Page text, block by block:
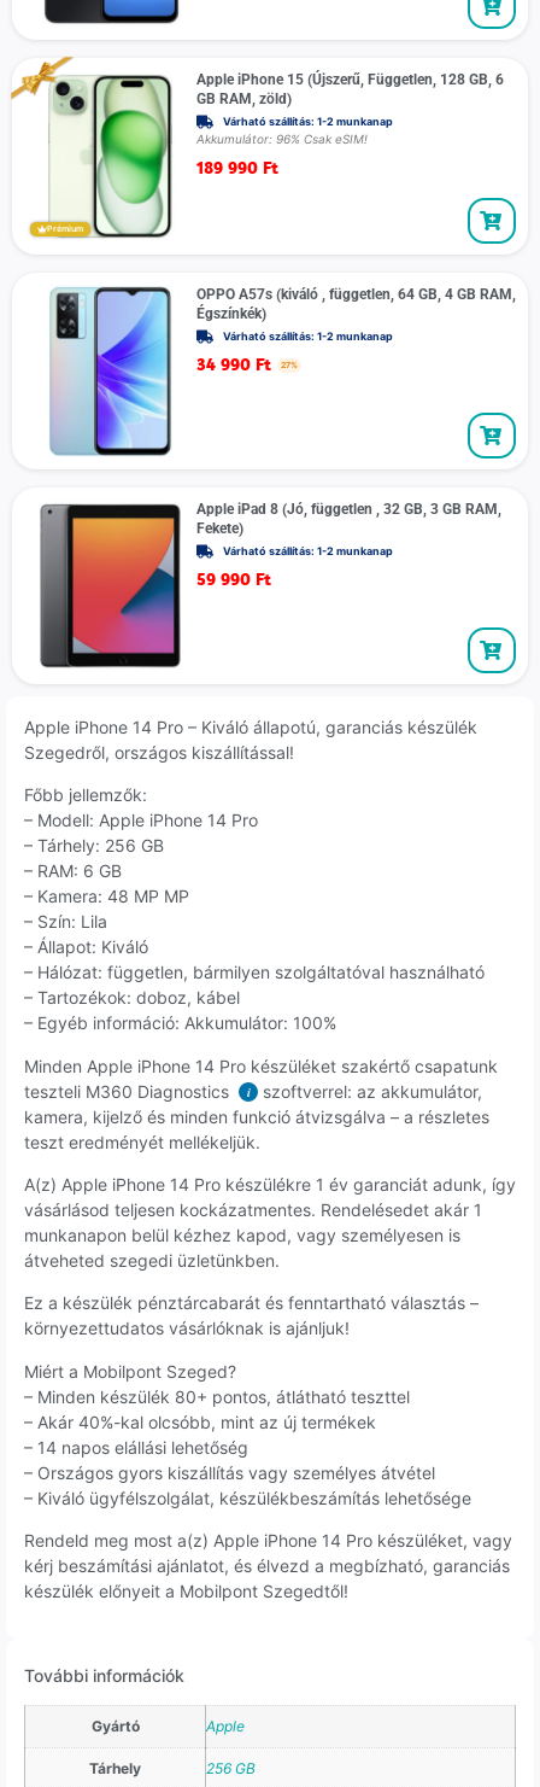
Prémium
Apple iPhone 15 (Újszerű, Független, 128 GB, 6
GB RAM, zöld)
Várható szállítás: 1-2 munkanap
Akkumulátor: 96% Csak eSIM!
189 990 Ft
OPPO A57s (kiváló , független, 64 GB, 4 GB RAM,
Égszínkék)
Várható szállítás: 1-2 munkanap
34 990 Ft 27%
Apple iPad 8 (Jó, független , 32 GB, 3 GB RAM,
Fekete)
Várható szállítás: 1-2 munkanap
59 990 Ft
Apple iPhone 14 Pro – Kiváló állapotú, garanciás készülék
Szegedről, országos kiszállítással!
Főbb jellemzők:
– Modell: Apple iPhone 14 Pro
– Tárhely: 256 GB
– RAM: 6 GB
– Kamera: 48 MP MP
– Szín: Lila
– Állapot: Kiváló
– Hálózat: független, bármilyen szolgáltatóval használható
– Tartozékok: doboz, kábel
– Egyéb információ: Akkumulátor: 100%
Minden Apple iPhone 14 Pro készüléket szakértő csapatunk
teszteli M360 Diagnostics
i
szoftverrel: az akkumulátor,
kamera, kijelző és minden funkció átvizsgálva – a részletes
teszt eredményét mellékeljük.
A(z) Apple iPhone 14 Pro készülékre 1 év garanciát adunk, így
vásárlásod teljesen kockázatmentes. Rendelésedet akár 1
munkanapon belül kézhez kapod, vagy személyesen is
átveheted szegedi üzletünkben.
Ez a készülék pénztárcabarát és fenntartható választás –
környezettudatos vásárlóknak is ajánljuk!
Miért a Mobilpont Szeged?
– Minden készülék 80+ pontos, átlátható teszttel
– Akár 40%-kal olcsóbb, mint az új termékek
– 14 napos elállási lehetőség
– Országos gyors kiszállítás vagy személyes átvétel
– Kiváló ügyfélszolgálat, készülékbeszámítás lehetősége
Rendeld meg most a(z) Apple iPhone 14 Pro készüléket, vagy
kérj beszámítási ajánlatot, és élvezd a megbízható, garanciás
készülék előnyeit a Mobilpont Szegedtől!
További információk
Gyártó Apple
Tárhely 256 GB